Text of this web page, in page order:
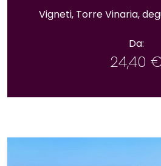
Vigneti, Torre Vinaria,
Da:
24,40